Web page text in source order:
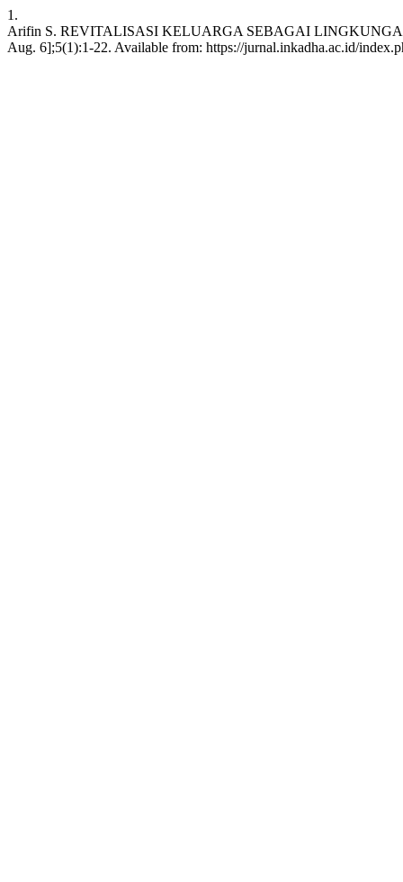
1.
Arifin S. REVITALISASI KELUARGA SEBAGAI
Aug. 6];5(1):1-22. Available from: https://jurnal.inkadha.ac.id/